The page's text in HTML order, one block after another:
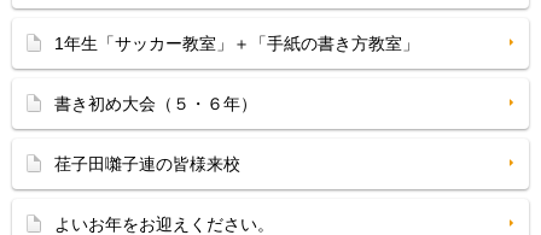
1年生「サッカー教室」＋「手紙の書き方教室」
書き初め大会（５・６年）
荏子田囃子連の皆様来校
よいお年をお迎えください。